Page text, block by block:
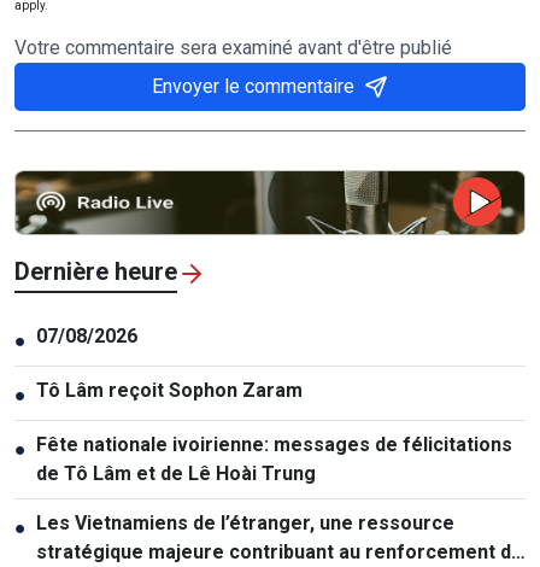
apply.
Votre commentaire sera examiné avant d'être publié
Envoyer le commentaire
Dernière heure
● 07/08/2026
● Tô Lâm reçoit Sophon Zaram
● Fête nationale ivoirienne: messages de félicitations
de Tô Lâm et de Lê Hoài Trung
● Les Vietnamiens de l’étranger, une ressource
stratégique majeure contribuant au renforcement de